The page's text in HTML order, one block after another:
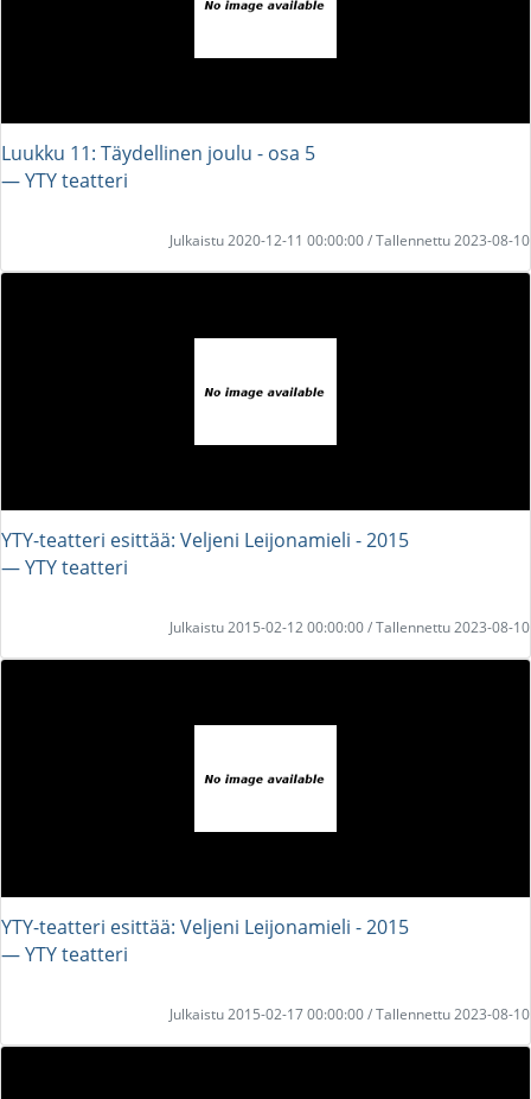
Luukku 11: Täydellinen joulu - osa 5
― YTY teatteri
Julkaistu 2020-12-11 00:00:00 / Tallennettu 2023-08-10
YTY-teatteri esittää: Veljeni Leijonamieli - 2015
― YTY teatteri
Julkaistu 2015-02-12 00:00:00 / Tallennettu 2023-08-10
YTY-teatteri esittää: Veljeni Leijonamieli - 2015
― YTY teatteri
Julkaistu 2015-02-17 00:00:00 / Tallennettu 2023-08-10